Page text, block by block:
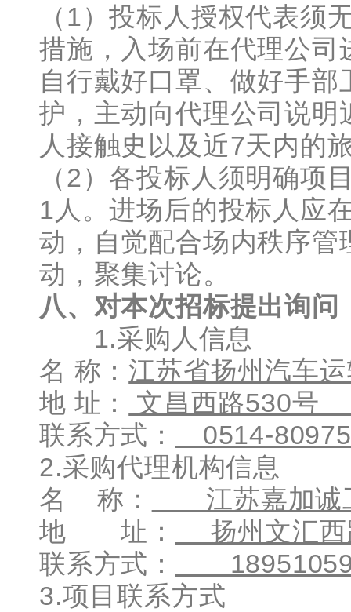
（1）投标人授权代表须
措施，入场前在代理公
自行戴好口罩、做好手
护，主动向代理公司说
人接触史以及近7天内的
（2）各投标人须明确项
1人。进场后的投标人应
动，自觉配合场内秩序
动，聚集讨论。
八、对本次招标提出询
1.采购人信息
名 称： 江苏省扬州汽车
地 址：
文昌西路
联系方式：
0514-
2.采购代理机构信息
名 称：
江苏嘉加
地 址：
扬州文汇西
联系方式：
3.项目联系方式